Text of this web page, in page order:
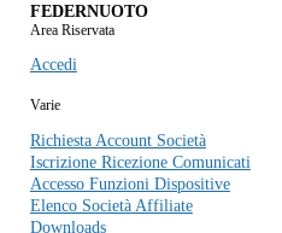
FEDERNUOTO
Area Riservata
Accedi
Varie
Richiesta Account Società
Iscrizione Ricezione Comunicati
Accesso Funzioni Dispositive
Elenco Società Affiliate
Downloads